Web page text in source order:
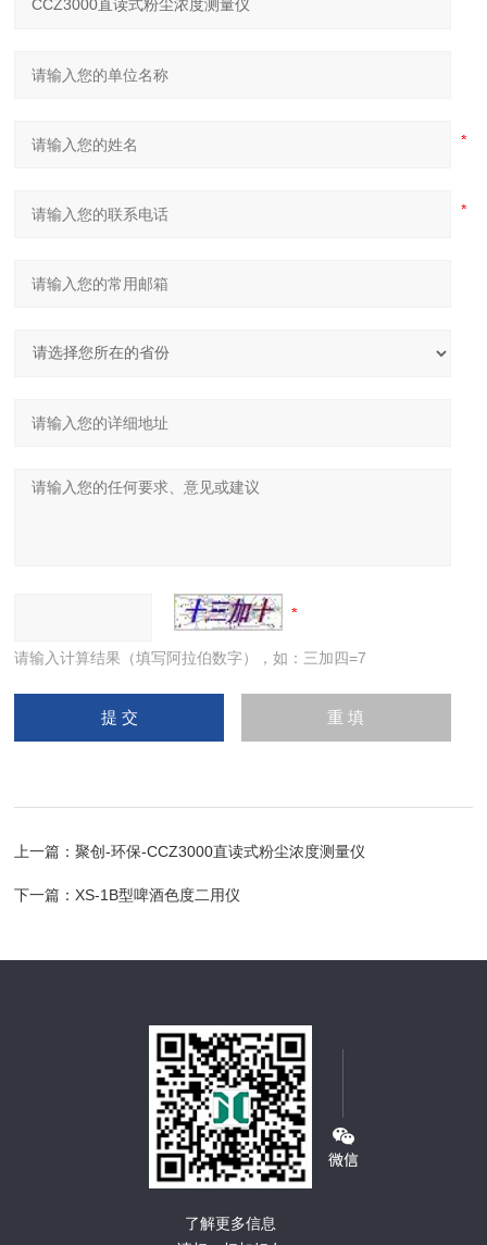
请输入计算结果（填写阿拉伯数字），如：三加四=7
上一篇：聚创-环保-CCZ3000直读式粉尘浓度测量仪
下一篇：XS-1B型啤酒色度二用仪
了解更多信息